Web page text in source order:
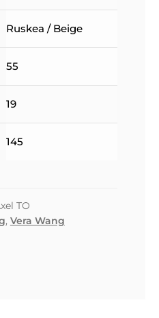
Ruskea / Beige
55
19
145
TO
, Vera Wang